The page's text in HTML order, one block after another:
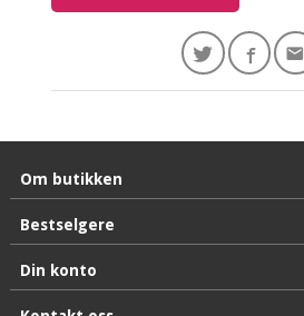
Om butikken
Bestselgere
Din konto